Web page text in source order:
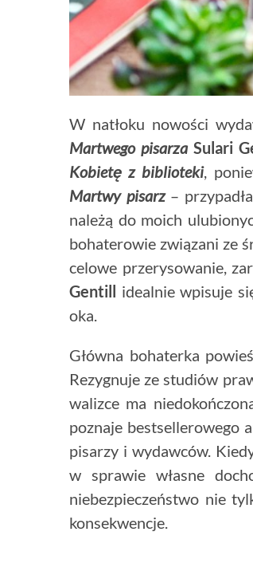
W natłoku nowości
Martwego pisarza Sulari
Kobietę z biblioteki,
Martwy pisarz–
należą do moich
bohaterowie związani ze
celowe przerysowanie,
Gentill idealnie wpisuje
oka.
Główna bohaterka
Rezygnuje ze studiów
walizce ma
poznaje bestsellerowego
pisarzy i wydawców.
w sprawie własne
niebezpieczeństwo nie
konsekwencje.